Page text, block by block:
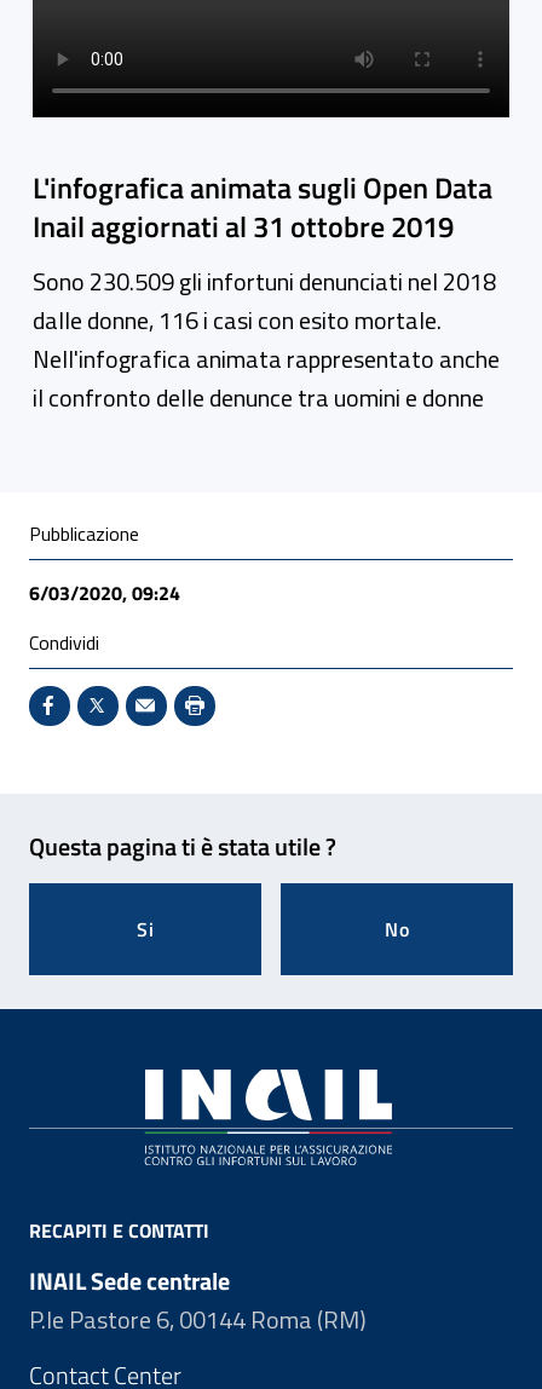
L'infografica animata sugli Open Data
Inail aggiornati al 31 ottobre 2019
Sono 230.509 gli infortuni denunciati nel 2018
dalle donne, 116 i casi con esito mortale.
Nell'infografica animata rappresentato anche
il confronto delle denunce tra uomini e donne
Condivisione social
Pubblicazione
6/03/2020, 09:24
Condividi
Condividi su Facebook - Sito esterno - Apertura in
X - Sito esterno - Apertura in nuova finestra
Invio Mail: apre il programma di posta
Stampa pagina: scelta meno
Questa pagina ti è stata utile ?
Si No
RECAPITI E CONTATTI
INAIL Sede centrale
P.le Pastore 6, 00144 Roma (RM)
Contact Center